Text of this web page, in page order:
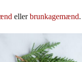
ellerbrunkagemænd.